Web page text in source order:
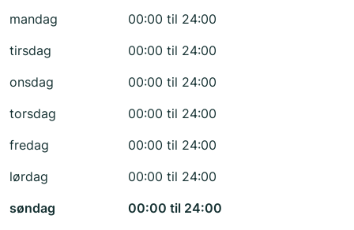
mandag
00:00 til 24:00
tirsdag
00:00 til 24:00
onsdag
00:00 til 24:00
torsdag
00:00 til 24:00
fredag
00:00 til 24:00
lørdag
00:00 til 24:00
søndag
00:00 til 24:00